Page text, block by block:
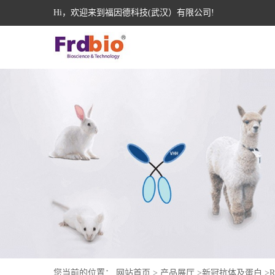
Hi，欢迎来到福因德科技(武汉）有限公司!
您当前的位置： 网站首页 > 产品展厅 >新冠抗体及蛋白 >